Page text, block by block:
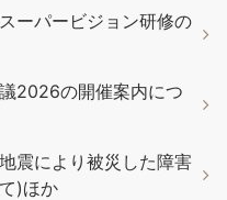
ーパービジョン研修の
2026の開催案内につ
震により被災した障害
)ほか